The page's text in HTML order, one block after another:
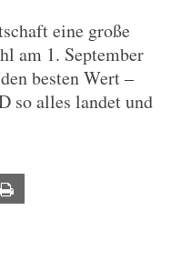
eine große
am 1. September
besten Wert –
so alles landet und